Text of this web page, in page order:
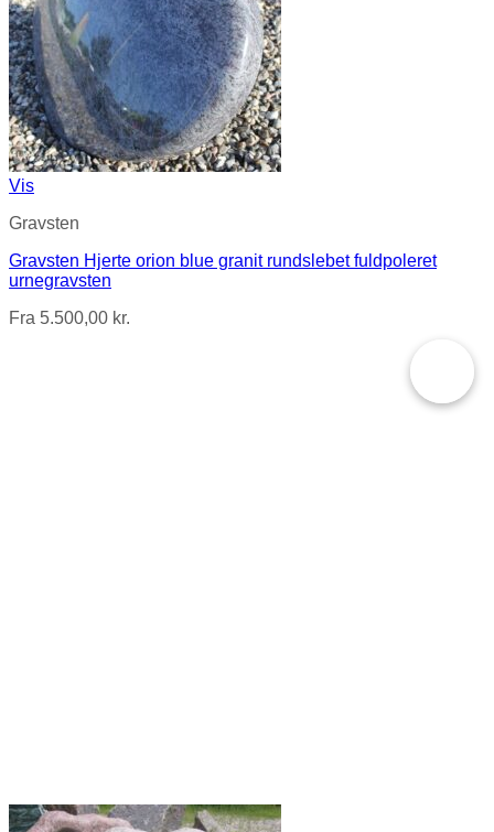
Vis
Gravsten
Gravsten Hjerte orion blue granit rundslebet fuldpoleret
urnegravsten
Fra 5.500,00 kr.